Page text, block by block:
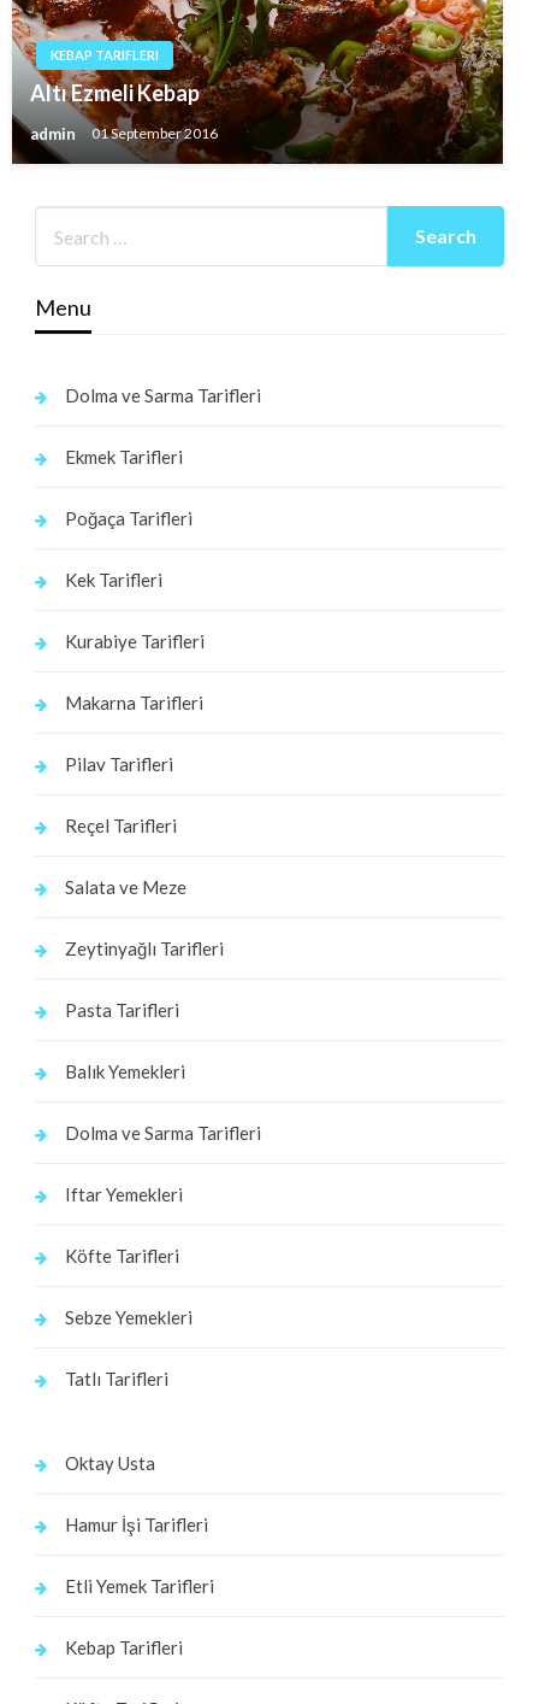
KEBAP TARIFLERI
Altı Ezmeli Kebap
admin 01 September 2016
Menu
Dolma ve Sarma Tarifleri
Ekmek Tarifleri
Poğaça Tarifleri
Kek Tarifleri
Kurabiye Tarifleri
Makarna Tarifleri
Pilav Tarifleri
Reçel Tarifleri
Salata ve Meze
Zeytinyağlı Tarifleri
Pasta Tarifleri
Balık Yemekleri
Dolma ve Sarma Tarifleri
Iftar Yemekleri
Köfte Tarifleri
Sebze Yemekleri
Tatlı Tarifleri
Oktay Usta
Hamur İşi Tarifleri
Etli Yemek Tarifleri
Kebap Tarifleri